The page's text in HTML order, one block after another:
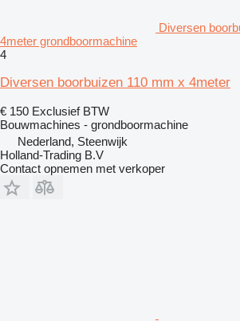
Diversen
4meter grondboormachine
4
Diversen boorbuizen 110 mm x 4meter
€ 150 Exclusief BTW
Bouwmachines - grondboormachine
Nederland, Steenwijk
Holland-Trading B.V
Contact opnemen met verkoper